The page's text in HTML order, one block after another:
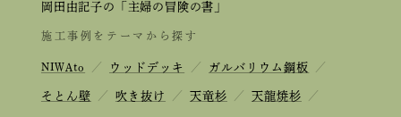
岡田由記子の「主婦の冒険の書」
施工事例をテーマから探す
NIWAto ／ ウッドデッキ ／ ガルバリウム鋼板 ／
そとん壁 ／ 吹き抜け ／ 天竜杉 ／ 天龍焼杉 ／